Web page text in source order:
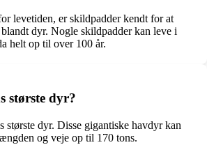
levetiden, er skildpadder kendt for at
dyr. Nogle skildpadder kan leve i
helt op til over 100 år.
største dyr?
største dyr. Disse gigantiske havdyr kan
og veje op til 170 tons.